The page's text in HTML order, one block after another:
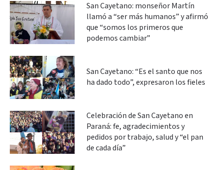
San Cayetano: monseñor Martín
llamó a “ser más humanos” y afirmó
que “somos los primeros que
podemos cambiar”
San Cayetano: “Es el santo que nos
ha dado todo”, expresaron los fieles
Celebración de San Cayetano en
Paraná: fe, agradecimientos y
pedidos por trabajo, salud y “el pan
de cada día”